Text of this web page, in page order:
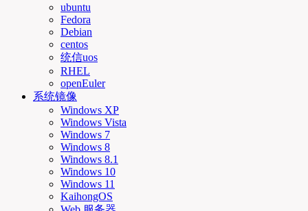
ubuntu
Fedora
Debian
centos
统信uos
RHEL
openEuler
系统镜像
Windows XP
Windows Vista
Windows 7
Windows 8
Windows 8.1
Windows 10
Windows 11
KaihongOS